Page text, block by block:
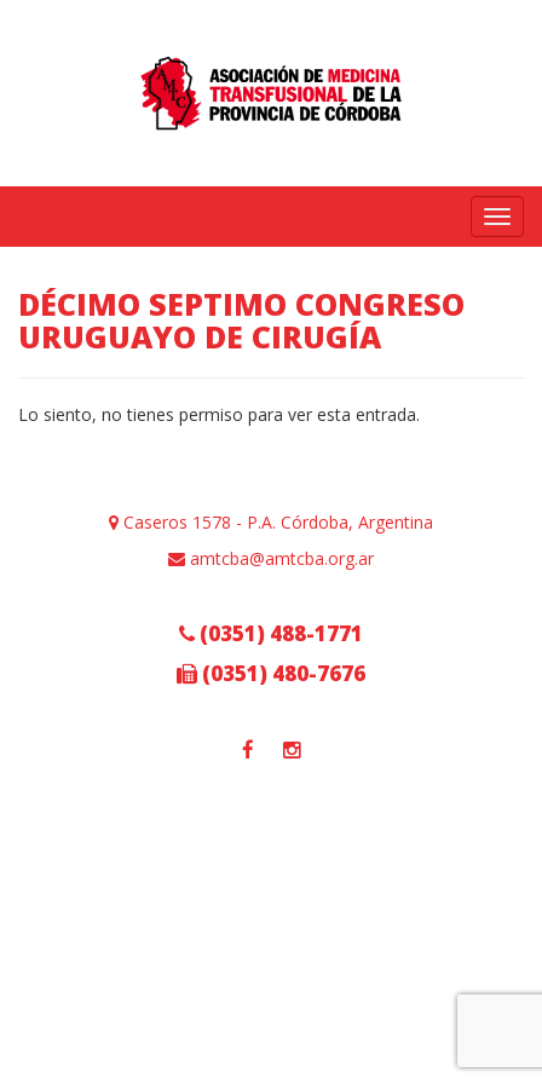
Menú
DÉCIMO SEPTIMO CONGRESO
URUGUAYO DE CIRUGÍA
Lo siento, no tienes permiso para ver esta entrada.
Caseros 1578 - P.A. Córdoba, Argentina
amtcba@amtcba.org.ar
(0351) 488-1771
(0351) 480-7676